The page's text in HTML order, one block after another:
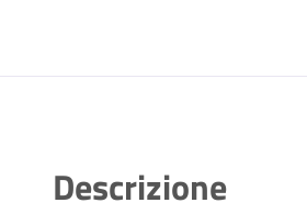
Descrizione